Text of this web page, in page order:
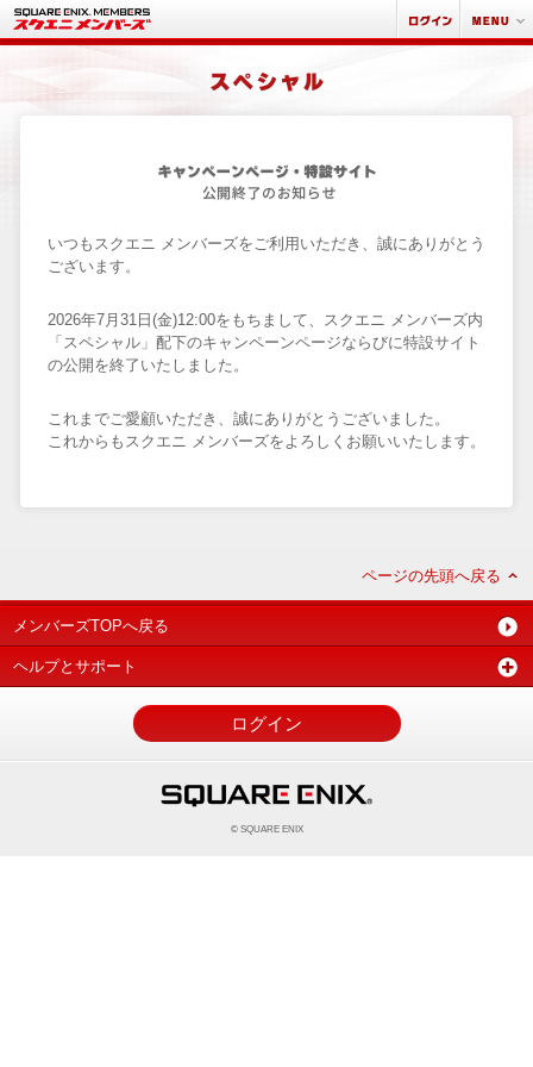
いつもスクエニ メンバーズをご利用いただき、誠にありがとう
ございます。
2026年7月31日(金)12:00をもちまして、スクエニ メンバーズ内
「スペシャル」配下のキャンペーンページならびに特設サイト
の公開を終了いたしました。
これまでご愛顧いただき、誠にありがとうございました。
これからもスクエニ メンバーズをよろしくお願いいたします。
ページの先頭へ戻る
メンバーズTOPへ戻る
ヘルプとサポート
ログイン
© SQUARE ENIX